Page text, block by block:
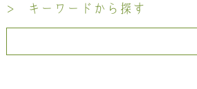
> キーワードから探す